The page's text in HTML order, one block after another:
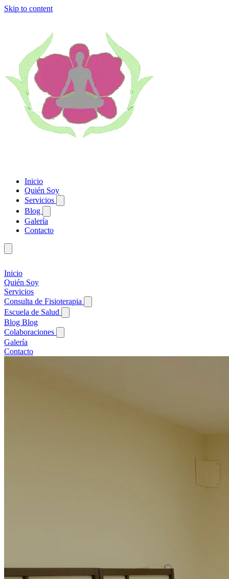
Skip to content
Inicio
Quién Soy
Servicios
Blog
Galería
Contacto
Inicio
Quién Soy
Servicios
Consulta de Fisioterapia
Escuela de Salud
Blog Blog
Colaboraciones
Galería
Contacto